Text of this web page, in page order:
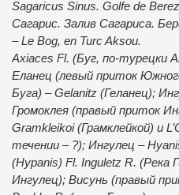
Sagaricus Sinus. Golfe de
Сагарис. Залив Сагариса.
– Le Bog, en Turc Aksou.
Axiaces Fl. (Буг, по-турецки
Еланец (левый приток
Буга) – Gelanitz (Геланец);
Громоклея (правый приток
Gramkleikoi (Грамклейкой) и
течении – ?); Ингулец –
(Hypanis) Fl. Inguletz R. (Река
Ингулец); Висунь (правый